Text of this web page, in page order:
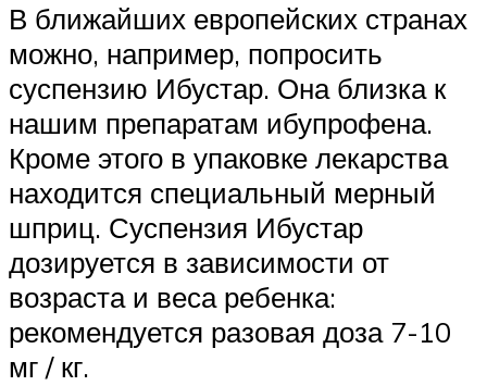
В ближайших европейских странах
можно, например, попросить
суспензию Ибустар. Она близка к
нашим препаратам ибупрофена.
Кроме этого в упаковке лекарства
находится специальный мерный
шприц. Суспензия Ибустар
дозируется в зависимости от
возраста и веса ребенка:
рекомендуется разовая доза 7-10
мг / кг.